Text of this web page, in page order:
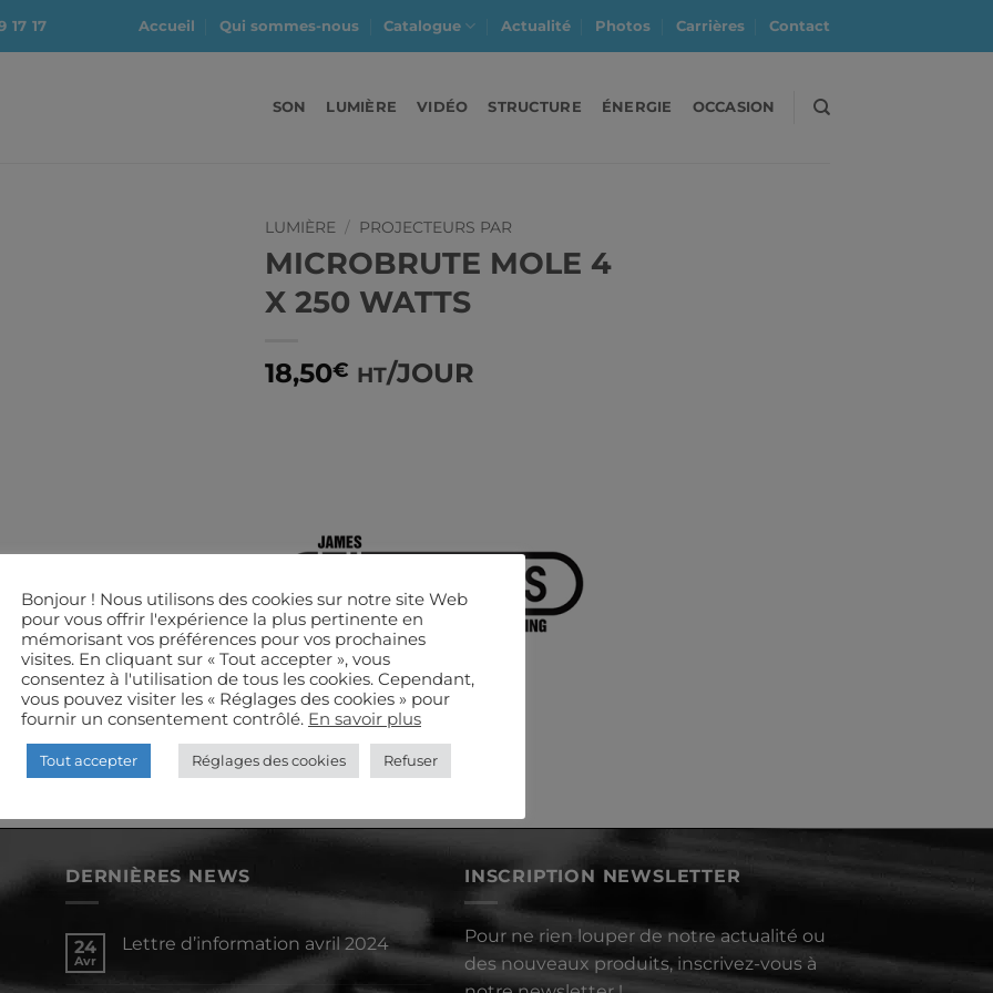
17 17 Accueil Qui sommes-nous Catalogue Actualité Photos Carrières Contact
SON LUMIÈRE VIDÉO STRUCTURE ÉNERGIE OCCASION
LUMIÈRE / PROJECTEURS PAR
MICROBRUTE MOLE 4
X 250 WATTS
18,50€ HT/JOUR
DERNIÈRES NEWS
24
Avr
Lettre d’information avril 2024
INSCRIPTION NEWSLETTER
Pour ne rien louper de notre actualité ou
des nouveaux produits, inscrivez-vous à
Bonjour ! Nous utilisons des cookies sur notre site Web
pour vous offrir l'expérience la plus pertinente en
mémorisant vos préférences pour vos prochaines
visites. En cliquant sur « Tout accepter », vous
consentez à l'utilisation de tous les cookies. Cependant,
vous pouvez visiter les « Réglages des cookies » pour
fournir un consentement contrôlé. En savoir plus
Tout accepter Réglages des cookies Refuser